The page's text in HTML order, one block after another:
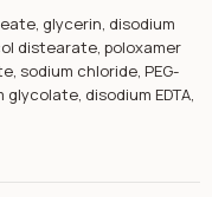
glycerin, disodium
distearate, poloxamer
sodium chloride, PEG-
disodium EDTA,